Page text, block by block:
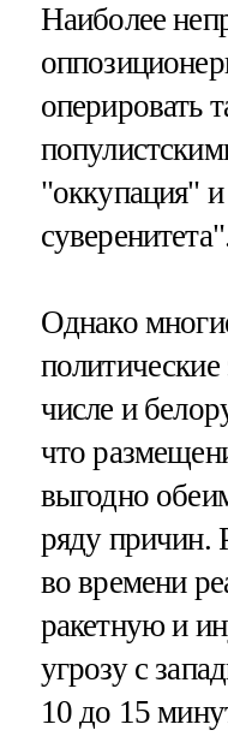
Наиболее
оперировать
"оккупация"
Однако
числе и
что
выгодно
ряду причин.
во времени
ракетную и
угрозу с
10 до 15